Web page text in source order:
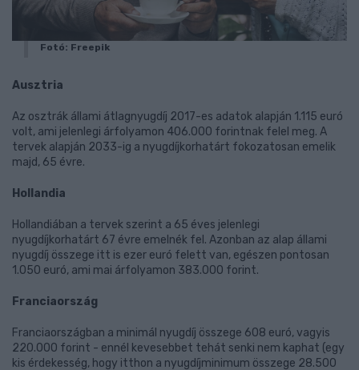
Fotó: Freepik
Ausztria
Az osztrák állami átlagnyugdíj 2017-es adatok alapján 1.115 euró
volt, ami jelenlegi árfolyamon 406.000 forintnak felel meg. A
tervek alapján 2033-ig a nyugdíjkorhatárt fokozatosan emelik
majd, 65 évre.
Hollandia
Hollandiában a tervek szerint a 65 éves jelenlegi
nyugdíjkorhatárt 67 évre emelnék fel. Azonban az alap állami
nyugdíj összege itt is ezer euró felett van, egészen pontosan
1.050 euró, ami mai árfolyamon 383.000 forint.
Franciaország
Franciaországban a minimál nyugdíj összege 608 euró, vagyis
220.000 forint - ennél kevesebbet tehát senki nem kaphat (egy
kis érdekesség, hogy itthon a nyugdíjminimum összege 28.500